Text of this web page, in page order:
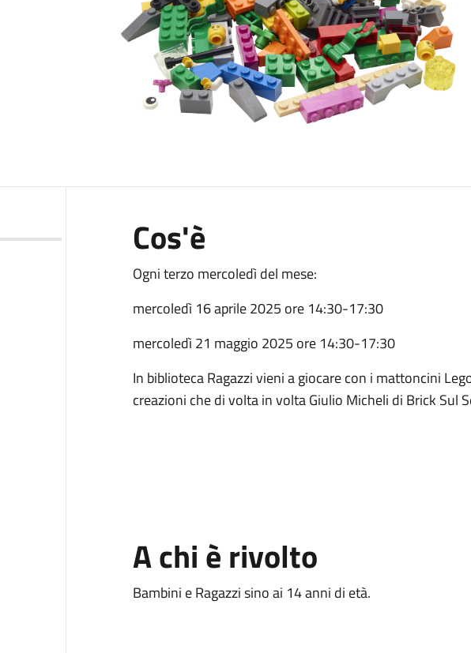
Cos'è
Ogni terzo mercoledì del mese:
mercoledì 16 aprile 2025 ore 14:30-17:30
mercoledì 21 maggio 2025 ore 14:30-17:30
In biblioteca Ragazzi vieni a giocare con i mattoncini
creazioni che di volta in volta Giulio Micheli di Brick Sul
A chi è rivolto
Bambini e Ragazzi sino ai 14 anni di età.